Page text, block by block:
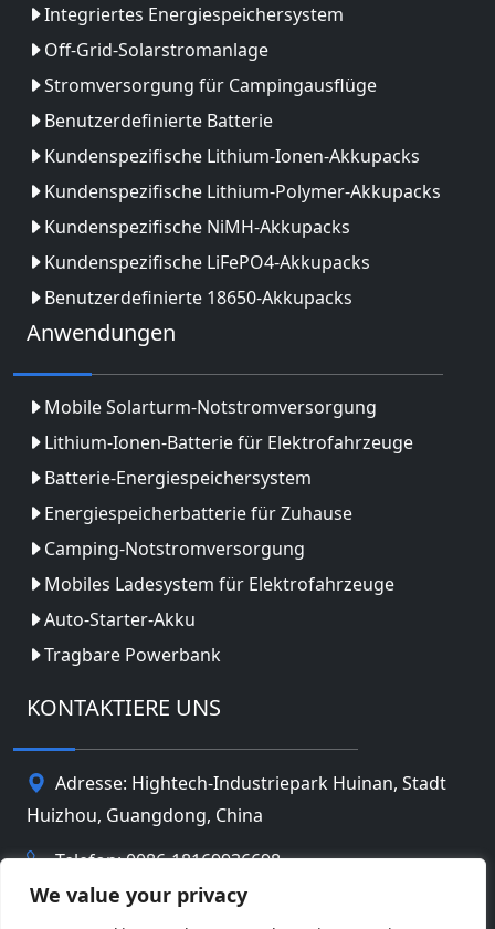
We value your privacy
Integriertes Energiespeichersystem
Off-Grid-Solarstromanlage
Stromversorgung für Campingausflüge
Benutzerdefinierte Batterie
Kundenspezifische Lithium-Ionen-Akkupacks
Kundenspezifische Lithium-Polymer-Akkupacks
Kundenspezifische NiMH-Akkupacks
Kundenspezifische LiFePO4-Akkupacks
Benutzerdefinierte 18650-Akkupacks
Anwendungen
Mobile Solarturm-Notstromversorgung
Lithium-Ionen-Batterie für Elektrofahrzeuge
Batterie-Energiespeichersystem
Energiespeicherbatterie für Zuhause
Camping-Notstromversorgung
Mobiles Ladesystem für Elektrofahrzeuge
Auto-Starter-Akku
Tragbare Powerbank
KONTAKTIERE UNS
Adresse: Hightech-Industriepark Huinan, Stadt
Huizhou, Guangdong, China
Telefon: 0086-18169936698
info@jbbatterychina.com